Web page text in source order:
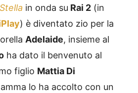
in onda su Rai 2 (in
) è diventato zio per la
Adelaide, insieme al
ha dato il benvenuto al
figlio Mattia Di
lo ha accolto con un